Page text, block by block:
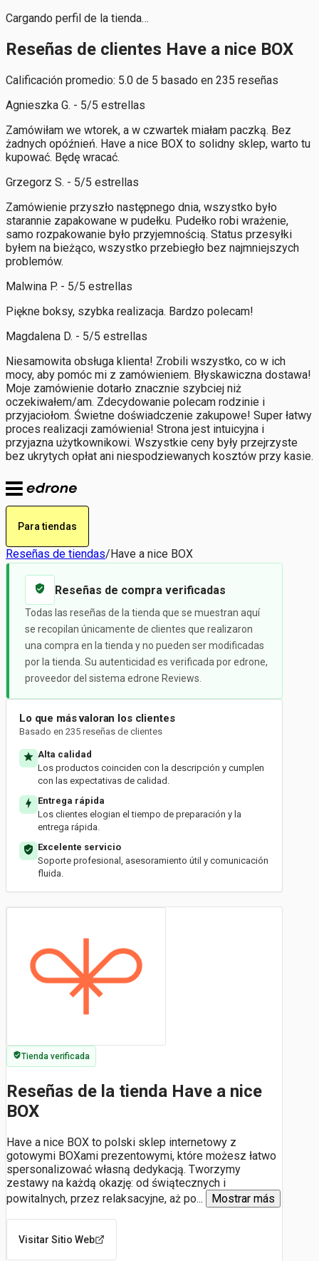
Cargando perfil de la tienda…
Reseñas de clientes Have a nice BOX
Calificación promedio: 5.0 de 5 basado en 235 reseñas
Agnieszka G. - 5/5 estrellas
Zamówiłam we wtorek, a w czwartek miałam paczką. Bez
żadnych opóźnień. Have a nice BOX to solidny sklep, warto tu
kupować. Będę wracać.
Grzegorz S. - 5/5 estrellas
Zamówienie przyszło następnego dnia, wszystko było
starannie zapakowane w pudełku. Pudełko robi wrażenie,
samo rozpakowanie było przyjemnością. Status przesyłki
byłem na bieżąco, wszystko przebiegło bez najmniejszych
problemów.
Malwina P. - 5/5 estrellas
Piękne boksy, szybka realizacja. Bardzo polecam!
Magdalena D. - 5/5 estrellas
Niesamowita obsługa klienta! Zrobili wszystko, co w ich
mocy, aby pomóc mi z zamówieniem. Błyskawiczna dostawa!
Moje zamówienie dotarło znacznie szybciej niż
oczekiwałem/am. Zdecydowanie polecam rodzinie i
przyjaciołom. Świetne doświadczenie zakupowe! Super łatwy
proces realizacji zamówienia! Strona jest intuicyjna i
przyjazna użytkownikowi. Wszystkie ceny były przejrzyste
bez ukrytych opłat ani niespodziewanych kosztów przy kasie.
Para tiendas
Reseñas de tiendas/Have a nice BOX
Reseñas de compra verificadas
Todas las reseñas de la tienda que se muestran aquí
se recopilan únicamente de clientes que realizaron
una compra en la tienda y no pueden ser modificadas
por la tienda. Su autenticidad es verificada por edrone,
proveedor del sistema edrone Reviews.
Lo que más valoran los clientes
Basado en 235 reseñas de clientes
Alta calidad
Los productos coinciden con la descripción y cumplen
con las expectativas de calidad.
Entrega rápida
Los clientes elogian el tiempo de preparación y la
entrega rápida.
Excelente servicio
Soporte profesional, asesoramiento útil y comunicación
fluida.
Tienda verificada
Reseñas de la tienda Have a nice
BOX
Have a nice BOX to polski sklep internetowy z
gotowymi BOXami prezentowymi, które możesz łatwo
spersonalizować własną dedykacją. Tworzymy
zestawy na każdą okazję: od świątecznych i
powitalnych, przez relaksacyjne, aż po... Mostrar más
Visitar Sitio Web